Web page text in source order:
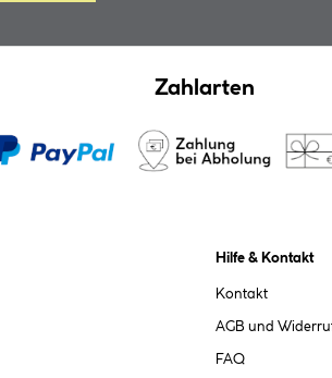
Zahlarten
Hilfe & Kontakt
Kontakt
AGB und
FAQ